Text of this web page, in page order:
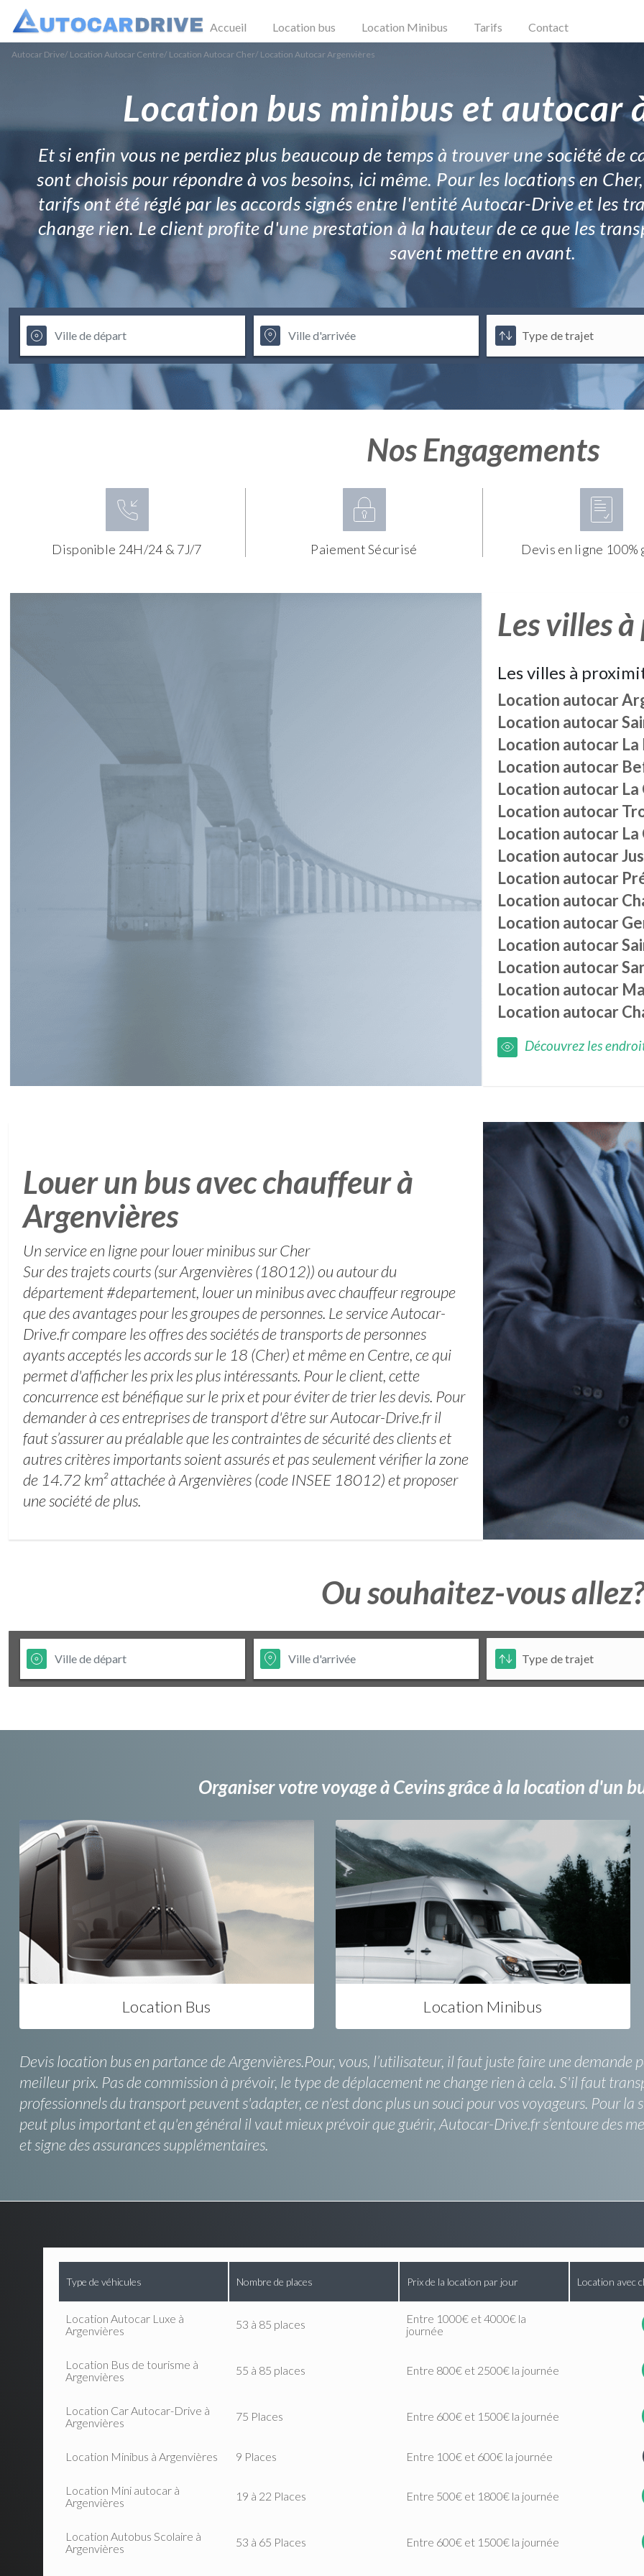
Accueil Location bus Location Minibus Tarifs Contact
Autocar Drive/ Location Autocar Centre/ Location Autocar Cher/ Location Autocar Argenvières
Location bus minibus et autocar
Et si enfin vous ne perdiez plus beaucoup de temps à trouver une société de
sont choisis pour répondre à vos besoins, ici même. Pour les locations en
tarifs ont été réglé par les accords signés entre l'entité Autocar-Drive et les
change rien. Le client profite d'une prestation à la hauteur de ce que les
savent mettre en avant.
Nos Engagements
Disponible 24H/24 & 7J/7 Paiement Sécurisé Devis en ligne
Les villes
Les villes à
Location autocar
Location autocar
Location autocar
Location autocar
Location autocar
Location autocar
Location autocar
Location autocar
Location autocar
Location autocar
Location autocar
Location autocar
Location autocar
Location autocar
Location autocar
Découvrez les
Louer un bus avec chauffeur à
Argenvières
Un service en ligne pour louer minibus sur Cher
Sur des trajets courts (sur Argenvières (18012)) ou autour du
département #departement, louer un minibus avec chauffeur regroupe
que des avantages pour les groupes de personnes. Le service Autocar-
Drive.fr compare les offres des sociétés de transports de personnes
ayants acceptés les accords sur le 18 (Cher) et même en Centre, ce qui
permet d'afficher les prix les plus intéressants. Pour le client, cette
concurrence est bénéfique sur le prix et pour éviter de trier les devis. Pour
demander à ces entreprises de transport d'être sur Autocar-Drive.fr il
faut s’assurer au préalable que les contraintes de sécurité des clients et
autres critères importants soient assurés et pas seulement vérifier la zone
de 14.72 km² attachée à Argenvières (code INSEE 18012) et proposer
une société de plus.
Ou souhaitez-vous allez?
Organiser votre voyage à Cevins grâce à la location d'un
Location Bus Location Minibus
Devis location bus en partance de Argenvières.Pour, vous, l’utilisateur, il faut juste faire une
meilleur prix. Pas de commission à prévoir, le type de déplacement ne change rien à cela. S'il faut
professionnels du transport peuvent s'adapter, ce n'est donc plus un souci pour vos voyageurs. Pour
peut plus important et qu'en général il vaut mieux prévoir que guérir, Autocar-Drive.fr s’entoure des
et signe des assurances supplémentaires.
Type de véhicules Nombre de places Prix de la location par jour Location avec
Location Autocar Luxe à
Argenvières
53 à 85 places
Entre 1000€ et 4000€ la
journée
Location Bus de tourisme à
Argenvières
55 à 85 places Entre 800€ et 2500€ la journée
Location Car Autocar-Drive à
Argenvières
75 Places Entre 600€ et 1500€ la journée
Location Minibus à Argenvières 9 Places Entre 100€ et 600€ la journée
Location Mini autocar à
Argenvières
19 à 22 Places Entre 500€ et 1800€ la journée
Location Autobus Scolaire à
Argenvières
53 à 65 Places Entre 600€ et 1500€ la journée